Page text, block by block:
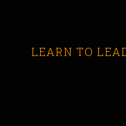
LEARN TO